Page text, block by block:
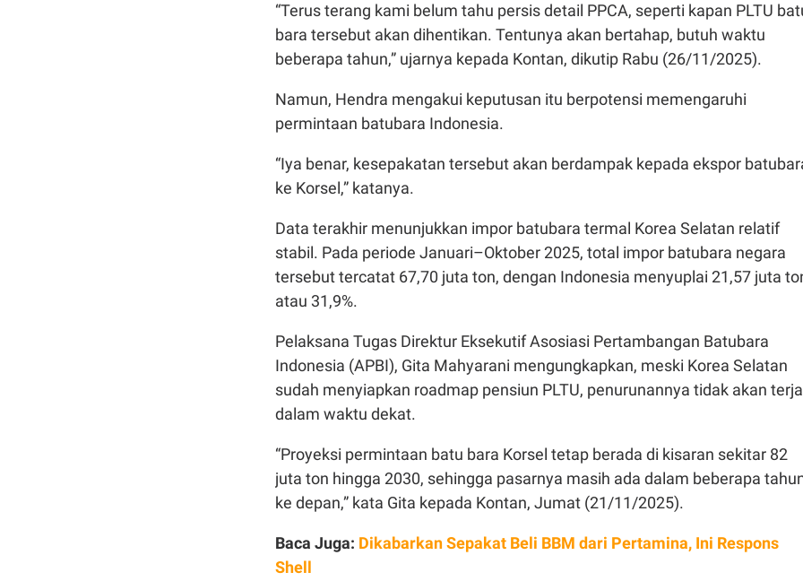
“Terus terang kami belum tahu persis detail PPCA, seperti kapan PLTU
bara tersebut akan dihentikan. Tentunya akan bertahap, butuh waktu
beberapa tahun,” ujarnya kepada Kontan, dikutip Rabu (26/11/2025).
Namun, Hendra mengakui keputusan itu berpotensi memengaruhi
permintaan batubara Indonesia.
“Iya benar, kesepakatan tersebut akan berdampak kepada ekspor
ke Korsel,” katanya.
Data terakhir menunjukkan impor batubara termal Korea Selatan relatif
stabil. Pada periode Januari–Oktober 2025, total impor batubara negara
tersebut tercatat 67,70 juta ton, dengan Indonesia menyuplai 21,57 juta
atau 31,9%.
Pelaksana Tugas Direktur Eksekutif Asosiasi Pertambangan Batubara
Indonesia (APBI), Gita Mahyarani mengungkapkan, meski Korea Selatan
sudah menyiapkan roadmap pensiun PLTU, penurunannya tidak akan
dalam waktu dekat.
“Proyeksi permintaan batu bara Korsel tetap berada di kisaran sekitar 82
juta ton hingga 2030, sehingga pasarnya masih ada dalam beberapa
ke depan,” kata Gita kepada Kontan, Jumat (21/11/2025).
Baca Juga: Dikabarkan Sepakat Beli BBM dari Pertamina, Ini Respons
Shell